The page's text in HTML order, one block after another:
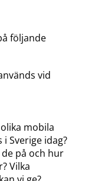
följande
vid
mobila
Sverige idag?
på och hur
Vilka